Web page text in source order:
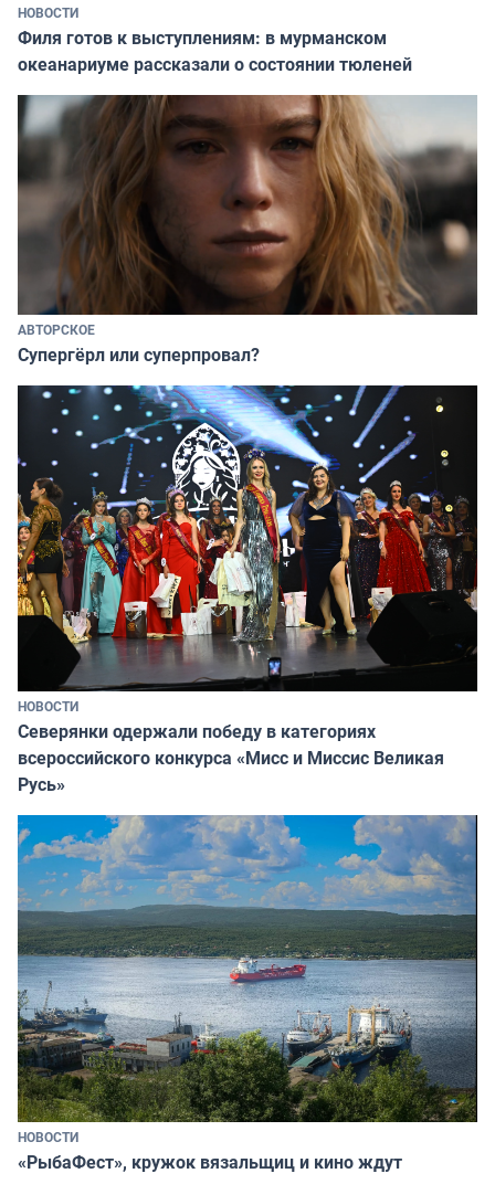
НОВОСТИ
Филя готов к выступлениям: в мурманском
океанариуме рассказали о состоянии тюленей
АВТОРСКОЕ
Супергёрл или суперпровал?
НОВОСТИ
Северянки одержали победу в категориях
всероссийского конкурса «Мисс и Миссис Великая
Русь»
НОВОСТИ
«РыбаФест», кружок вязальщиц и кино ждут